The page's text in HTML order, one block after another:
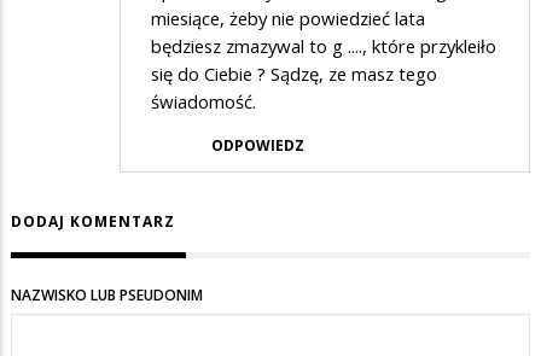
miesiące, żeby nie powiedzieć lata
będziesz zmazywal to g ...., które przykleiło
się do Ciebie ? Sądzę, ze masz tego
świadomość.
ODPOWIEDZ
DODAJ KOMENTARZ
NAZWISKO LUB PSEUDONIM